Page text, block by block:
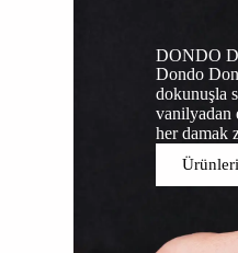
DONDO
Dondo
dokunuşla
vanilyadan
her damak